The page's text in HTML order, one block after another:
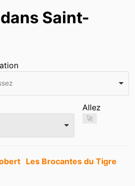
Saint-
Allez
🚀
Les Brocantes du Tigre